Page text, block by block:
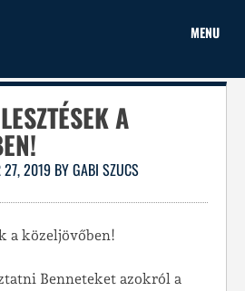
MENU
A
27, 2019 BYGABI SZUCS
a közeljövőben!
Benneteket azokról a